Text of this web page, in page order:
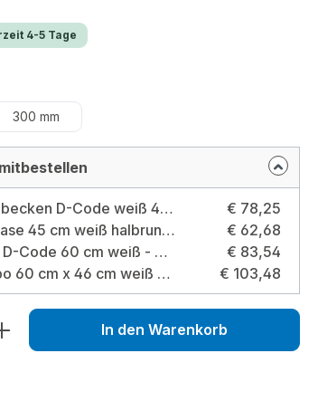
4-5 Tage
300 mm
DURAVIT Handwaschbecken D-Code weiß 45 cm - Design by Sieger Design Größe: Handwaschbecken 45x34cm weiß
€ 78,25
Handwaschbecken Base 45 cm weiß halbrund Ausführung: Handwaschbecken 45cm weiß
€ 62,68
DURAVIT Waschtisch D-Code 60 cm weiß - Design by Sieger Design Größe: Waschtisch 60cm weiß
€ 83,54
Waschtisch Base Cubo 60 cm x 46 cm weiß kubische Form Ausführung: Waschtisch 60 cm weiß
€ 103,48
den gewünschten Wert
In den Warenkorb